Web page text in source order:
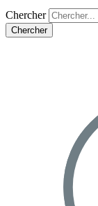
Chercher
Chercher